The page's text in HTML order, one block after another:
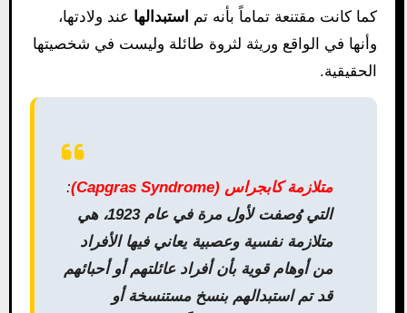
كما كانت مقتنعة تماماً بأنه تم استبدالها عند ولادتها،
وأنها في الواقع وريثة لثروة طائلة وليست في شخصيتها
الحقيقية.
متلازمة كابجراس (Capgras Syndrome)
:
التي وُصفت لأول مرة في عام 1923، هي
متلازمة نفسية وعصبية يعاني فيها الأفراد
من أوهام قوية بأن أفراد عائلتهم أو أحبائهم
قد تم استبدالهم بنسخ مستنسخة أو